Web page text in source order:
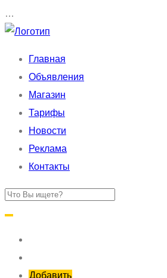
…
Главная
Объявления
Магазин
Тарифы
Новости
Реклама
Контакты
Добавить